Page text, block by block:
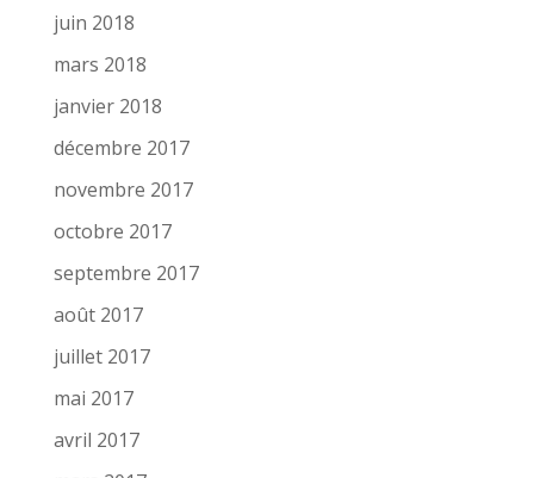
juin 2018
mars 2018
janvier 2018
décembre 2017
novembre 2017
octobre 2017
septembre 2017
août 2017
juillet 2017
mai 2017
avril 2017